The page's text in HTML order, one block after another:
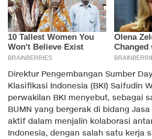
Direktur Pengembangan Sumber
Klasifikasi Indonesia (BKI) Saifudin
perwakilan BKI menyebut, sebagai
BUMN yang bergerak di bidang Jasa
aktif dalam menjalin kolaborasi
Indonesia, dengan salah satu kerja